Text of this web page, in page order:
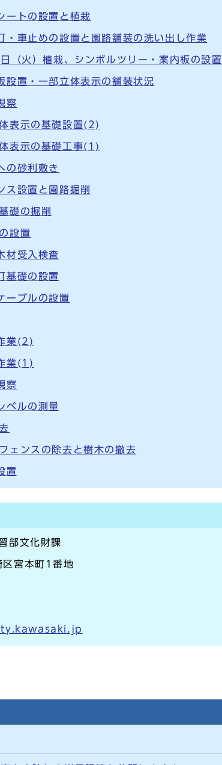
トの設置と植栽
車止めの設置と園路舗装の洗い出し作業
火）植栽、シンボルツリー・案内板の設置
置・一部立体表示の舗装状況
察
表示の基礎設置(2)
表示の基礎工事(1)
の砂利敷き
設置と園路掘削
礎の掘削
設置
材受入検査
基礎の設置
ーブルの設置
業(2)
業(1)
察
ベルの測量
ェンスの除去と樹木の撤去
置
部文化財課
宮本町1番地